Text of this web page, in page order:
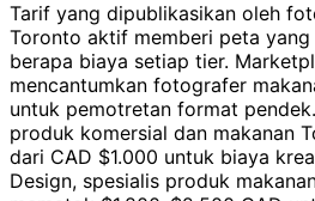
Tarif yang dipublikasikan oleh
Toronto aktif memberi peta
berapa biaya setiap tier.
mencantumkan fotografer
untuk pemotretan format
produk komersial dan makanan
dari CAD $1.000 untuk biaya
Design, spesialis produk